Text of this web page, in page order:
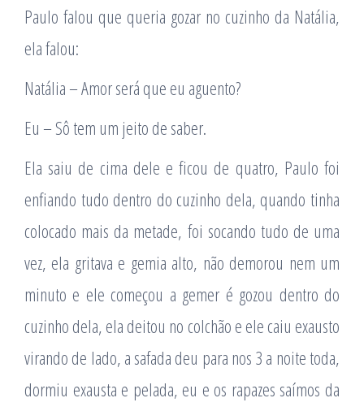
Paulo falou que queria gozar no cuzinho da Natália,
ela falou:
Natália – Amor será que eu aguento?
Eu – Sô tem um jeito de saber.
Ela saiu de cima dele e ficou de quatro, Paulo foi
enfiando tudo dentro do cuzinho dela, quando tinha
colocado mais da metade, foi socando tudo de uma
vez, ela gritava e gemia alto, não demorou nem um
minuto e ele começou a gemer é gozou dentro do
cuzinho dela, ela deitou no colchão e ele caiu exausto
virando de lado, a safada deu para nos 3 a noite toda,
dormiu exausta e pelada, eu e os rapazes saímos da